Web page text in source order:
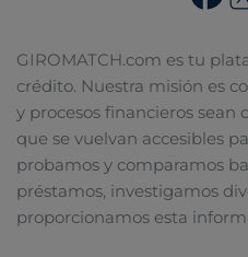
GIROMATCH.com es tu
crédito. Nuestra misión es
y procesos financieros sean
que se vuelvan accesibles
probamos y comparamos
préstamos, investigamos
proporcionamos esta